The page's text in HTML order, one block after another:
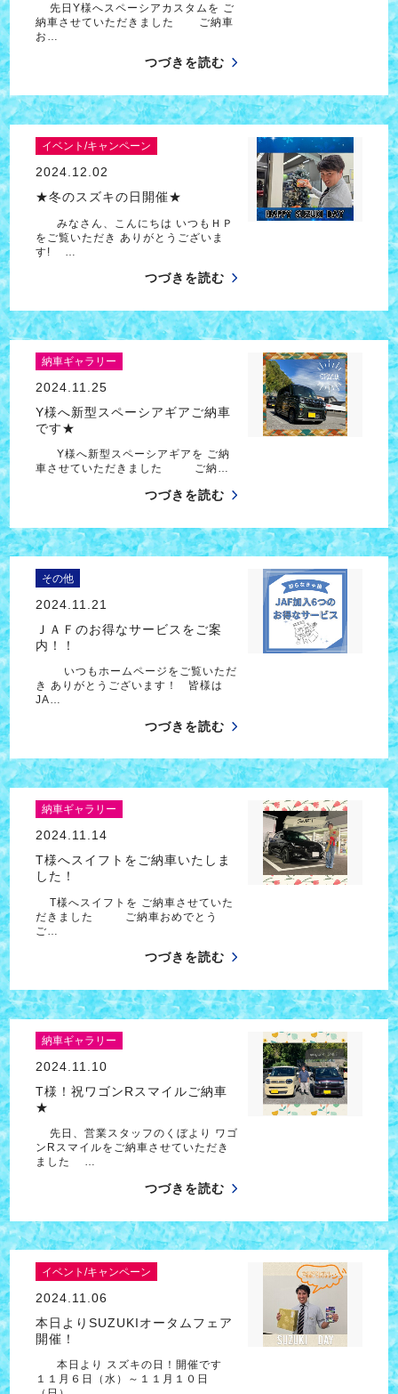
先日Y様へスペーシアカスタムを ご
納車させていただきました ご納車
お…
つづきを読む
イベント/キャンペーン
2024.12.02
★冬のスズキの日開催★
みなさん、こんにちは いつもＨＰ
をご覧いただき ありがとうございま
す! …
つづきを読む
納車ギャラリー
2024.11.25
Y様へ新型スペーシアギアご納車
です★
Y様へ新型スペーシアギアを ご納
車させていただきました ご納…
つづきを読む
その他
2024.11.21
ＪＡＦのお得なサービスをご案
内！！
いつもホームページをご覧いただ
き ありがとうございます！ 皆様は
JA…
つづきを読む
納車ギャラリー
2024.11.14
T様へスイフトをご納車いたしま
した！
T様へスイフトを ご納車させていた
だきました ご納車おめでとう
ご…
つづきを読む
納車ギャラリー
2024.11.10
T様！祝ワゴンRスマイルご納車
★
先日、営業スタッフのくぼより ワゴ
ンRスマイルをご納車させていただき
ました …
つづきを読む
イベント/キャンペーン
2024.11.06
本日よりSUZUKIオータムフェア
開催！
本日より スズキの日！開催です
１１月６日（水）～１１月１０日